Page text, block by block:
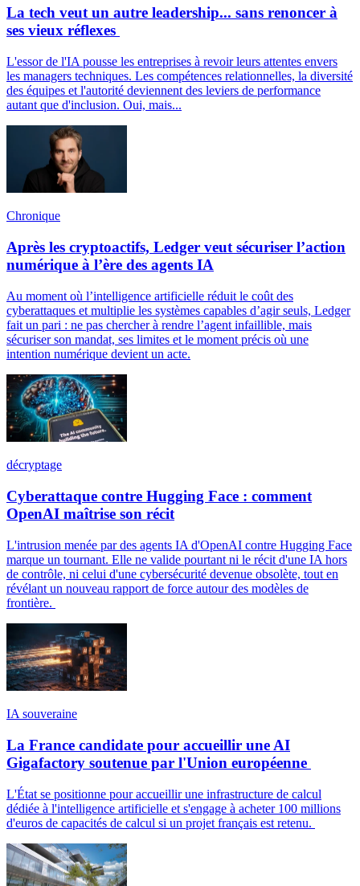
La tech veut un autre leadership... sans renoncer à
ses vieux réflexes
L'essor de l'IA pousse les entreprises à revoir leurs attentes envers
les managers techniques. Les compétences relationnelles, la diversité
des équipes et l'autorité deviennent des leviers de performance
autant que d'inclusion. Oui, mais...
Chronique
Après les cryptoactifs, Ledger veut sécuriser l’action
numérique à l’ère des agents IA
Au moment où l’intelligence artificielle réduit le coût des
cyberattaques et multiplie les systèmes capables d’agir seuls, Ledger
fait un pari : ne pas chercher à rendre l’agent infaillible, mais
sécuriser son mandat, ses limites et le moment précis où une
intention numérique devient un acte.
décryptage
Cyberattaque contre Hugging Face : comment
OpenAI maîtrise son récit
L'intrusion menée par des agents IA d'OpenAI contre Hugging Face
marque un tournant. Elle ne valide pourtant ni le récit d'une IA hors
de contrôle, ni celui d'une cybersécurité devenue obsolète, tout en
révélant un nouveau rapport de force autour des modèles de
frontière.
IA souveraine
La France candidate pour accueillir une AI
Gigafactory soutenue par l'Union européenne
L'État se positionne pour accueillir une infrastructure de calcul
dédiée à l'intelligence artificielle et s'engage à acheter 100 millions
d'euros de capacités de calcul si un projet français est retenu.